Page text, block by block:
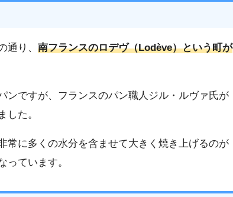
通り、 南フランスのロデヴ（Lodève）という町が
ンですが、フランスのパン職人ジル・ルヴァ氏が
した。
常に多くの水分を含ませて大きく焼き上げるのが
っています。